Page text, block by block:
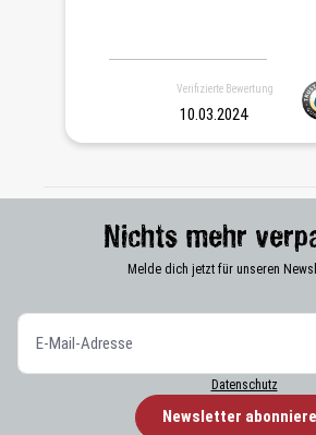
Verifizierte Bewertung
10.03.2024
Nichts mehr
Melde dich jetzt für unseren
Datenschutz
Newsletter